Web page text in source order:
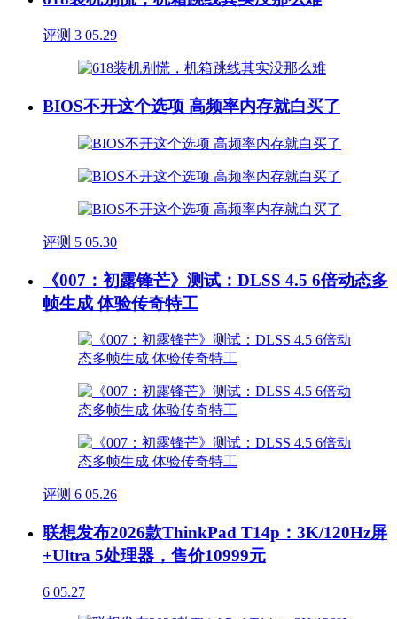
评测 3 05.29
BIOS不开这个选项 高频率内存就白买了
评测 5 05.30
《007：初露锋芒》测试：DLSS 4.5 6倍动态多
帧生成 体验传奇特工
评测 6 05.26
联想发布2026款ThinkPad T14p：3K/120Hz屏
+Ultra 5处理器，售价10999元
6 05.27